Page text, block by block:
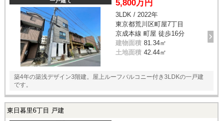
5,800万円
3LDK / 2022年
東京都荒川区町屋7丁目
京成本線 町屋 徒歩16分
建物面積 81.34㎡
土地面積 42.44㎡
築4年の築浅デザイン3階建。屋上ルーフバルコニー付き3LDKの一戸建
です。
東日暮里6丁目 戸建